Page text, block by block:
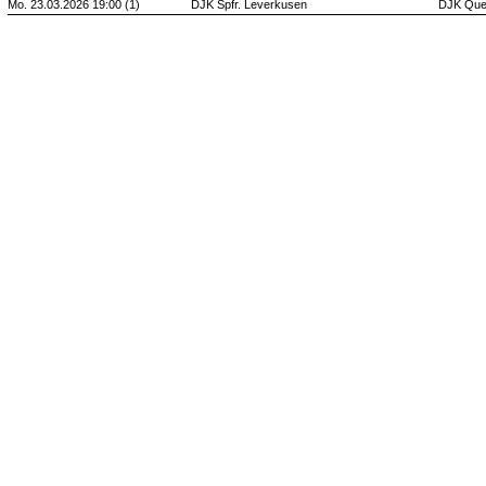
Mo. 23.03.2026 19:00 (1)
DJK Spfr. Leverkusen DJK